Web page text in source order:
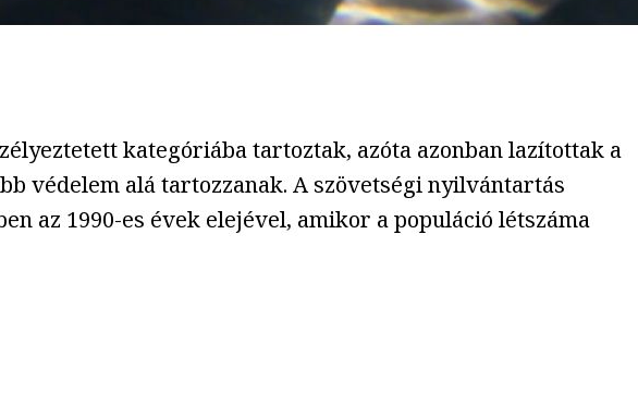
kategóriába tartoztak, azóta azonban lazítottak a
védelem alá tartozzanak. A szövetségi nyilvántartás
az 1990-es évek elejével, amikor a populáció létszáma